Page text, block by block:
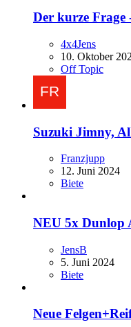
Der kurze Frage
4x4Jens
10. Oktober
Off Topic
Suzuki Jimny,
Franzjupp
12. Juni 2024
Biete
NEU 5x Dunlop
JensB
5. Juni 2024
Biete
Neue